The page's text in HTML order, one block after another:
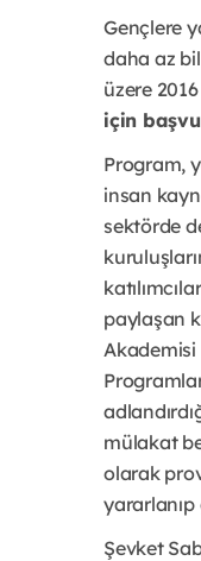
Gençlere
daha az
üzere
için
Program,
insan
sektörde
paylaşan
Akademisi
mülakat
olarak
yararlanıp
Şevket